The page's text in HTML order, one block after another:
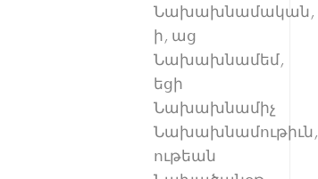
Նախախնամական,
ի, աց
Նախախնամեմ,
եցի
Նախախնամիչ
Նախախնամութիւն,
ութեան